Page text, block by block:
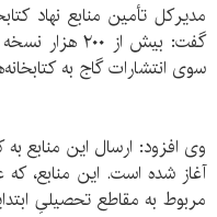
مدیرکل تأمین منابع نهاد
سوی انتشارات گاج به
وی افزود: ارسال این منابع
آغاز شده است. این منابع،
مربوط به مقاطع تحصیلیِ